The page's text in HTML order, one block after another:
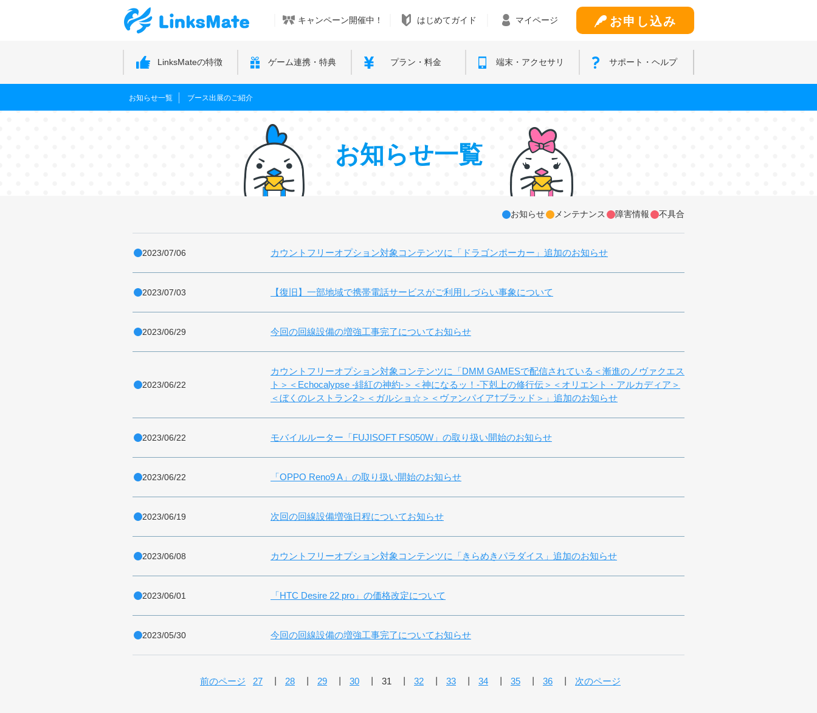
キャンペーン開催中！ はじめてガイド マイページ お申し込み
LinksMateの特徴 ゲーム連携・特典 プラン・料金 端末・アクセサリ サポート・ヘルプ
お知らせ一覧 ブース出展のご紹介
お知らせ一覧
お知らせ メンテナンス 障害情報 不具合
2023/07/06 カウントフリーオプション対象コンテンツに「ドラゴンポーカー」追加のお知らせ
2023/07/03 【復旧】一部地域で携帯電話サービスがご利用しづらい事象について
2023/06/29 今回の回線設備の増強工事完了についてお知らせ
2023/06/22
カウントフリーオプション対象コンテンツに「DMM GAMESで配信されている＜漸進のノヴァクエス
ト＞＜Echocalypse -緋紅の神約-＞＜神になるッ！-下剋上の修行伝＞＜オリエント・アルカディア＞
＜ぼくのレストラン2＞＜ガルショ☆＞＜ヴァンパイア†ブラッド＞」追加のお知らせ
2023/06/22 モバイルルーター「FUJISOFT FS050W」の取り扱い開始のお知らせ
2023/06/22 「OPPO Reno9 A」の取り扱い開始のお知らせ
2023/06/19 次回の回線設備増強日程についてお知らせ
2023/06/08 カウントフリーオプション対象コンテンツに「きらめきパラダイス」追加のお知らせ
2023/06/01 「HTC Desire 22 pro」の価格改定について
2023/05/30 今回の回線設備の増強工事完了についてお知らせ
前のページ 27 28 29 30 31 32 33 34 35 36 次のページ